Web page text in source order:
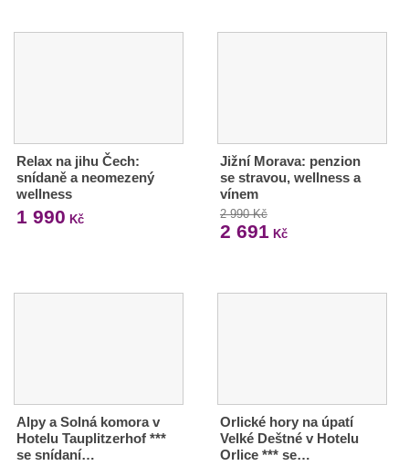
Relax na jihu Čech:
snídaně a neomezený
wellness
1 990 Kč
Jižní Morava: penzion
se stravou, wellness a
vínem
2 990 Kč
2 691 Kč
Alpy a Solná komora v
Hotelu Tauplitzerhof ***
se snídaní…
Orlické hory na úpatí
Velké Deštné v Hotelu
Orlice *** se…